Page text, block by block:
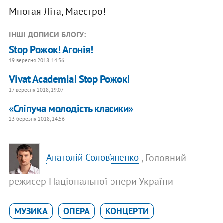
Многая Літа, Маестро!
ІНШІ ДОПИСИ БЛОГУ:
Stop Рожок! Агонія!
19 вересня 2018, 14:56
Vivat Academia! Stop Рожок!
17 вересня 2018, 19:07
«Сліпуча молодість класики»
23 березня 2018, 14:56
Анатолій Солов’яненко , Головний
режисер Національної опери України
МУЗИКА ОПЕРА КОНЦЕРТИ